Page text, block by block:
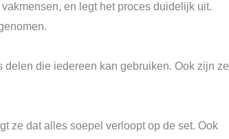
en legt het proces duidelijk uit.
die iedereen kan gebruiken. Ook zijn ze
ze dat alles soepel verloopt op de set. Ook